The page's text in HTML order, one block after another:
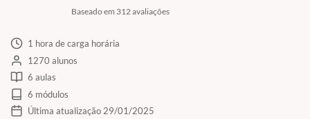
Baseado em 312 avaliações
1 hora de carga horária
1270 alunos
6 aulas
6 módulos
Última atualização 29/01/2025